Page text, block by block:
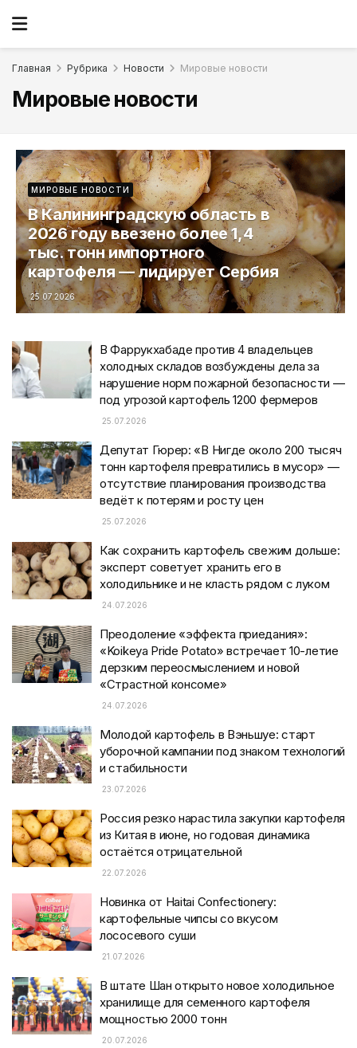
Главная Рубрика Новости Мировые новости
Мировые новости
МИРОВЫЕ НОВОСТИ
В Калининградскую область в
2026 году ввезено более 1,4
тыс. тонн импортного
картофеля — лидирует Сербия
25.07.2026
В Фаррукхабаде против 4 владельцев
холодных складов возбуждены дела за
нарушение норм пожарной безопасности —
под угрозой картофель 1200 фермеров
25.07.2026
Депутат Гюрер: «В Нигде около 200 тысяч
тонн картофеля превратились в мусор» —
отсутствие планирования производства
ведёт к потерям и росту цен
25.07.2026
Как сохранить картофель свежим дольше:
эксперт советует хранить его в
холодильнике и не класть рядом с луком
24.07.2026
Преодоление «эффекта приедания»:
«Koikeya Pride Potato» встречает 10-летие
дерзким переосмыслением и новой
«Страстной консоме»
24.07.2026
Молодой картофель в Вэньшуе: старт
уборочной кампании под знаком технологий
и стабильности
23.07.2026
Россия резко нарастила закупки картофеля
из Китая в июне, но годовая динамика
остаётся отрицательной
22.07.2026
Новинка от Haitai Confectionery:
картофельные чипсы со вкусом
лососевого суши
21.07.2026
В штате Шан открыто новое холодильное
хранилище для семенного картофеля
мощностью 2000 тонн
20.07.2026